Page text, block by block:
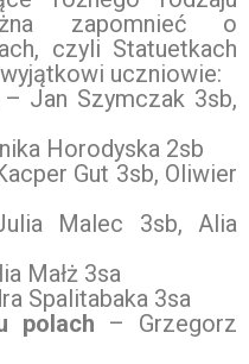
zapomnieć o
czyli Statuetkach
uczniowie:
– Jan Szymczak 3sb,
Horodyska 2sb
Gut 3sb, Oliwier
Malec 3sb, Alia
Małż 3sa
Spalitabaka 3sa
polach – Grzegorz